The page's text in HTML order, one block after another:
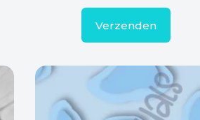
Verzenden